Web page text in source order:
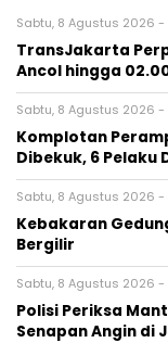
Sabtu, 8 Agustus 2026 -
TransJakarta
Ancol hingga
Sabtu, 8 Agustus 2026 -
Komplotan
Dibekuk, 6 Pelaku
Sabtu, 8 Agustus 2026 -
Kebakaran
Bergilir
Sabtu, 8 Agustus 2026 -
Polisi Periksa
Senapan Angin di